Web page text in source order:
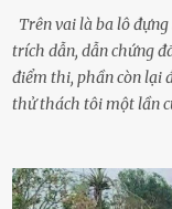
Khoa Hà...
Trên vai là ba lô
trích dẫn, dẫn chứng
điểm thi, phần còn lại
thử thách tôi một lần
sực nhớ – điện thoại